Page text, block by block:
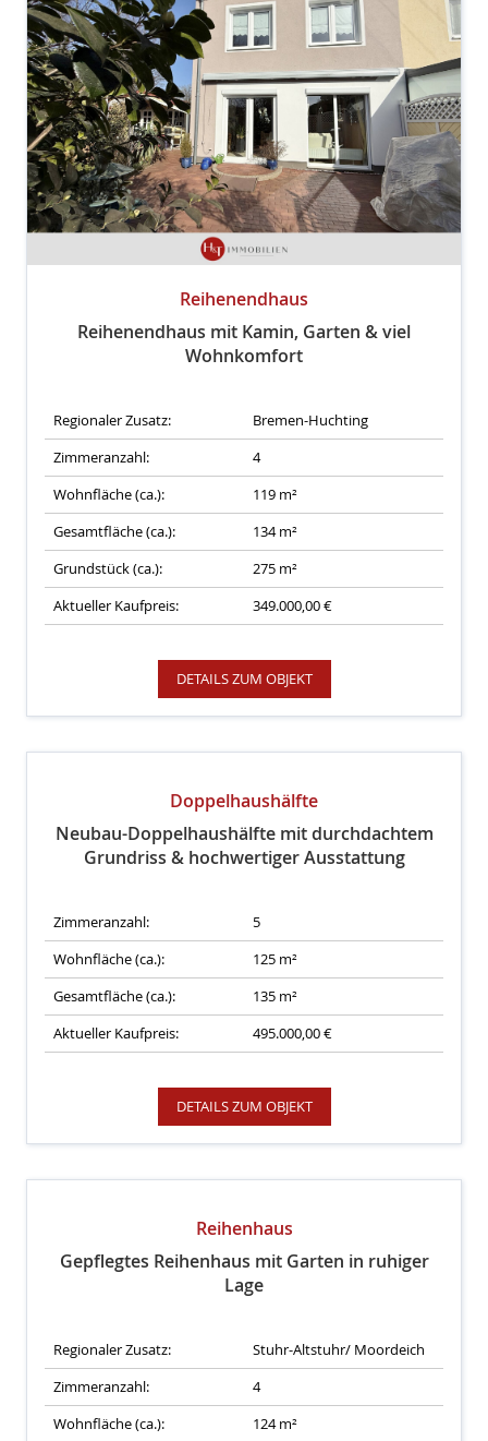
Reihenendhaus
Reihenendhaus mit Kamin, Garten & viel
Wohnkomfort
Regionaler Zusatz:
Bremen-Huchting
Zimmeranzahl:
4
Wohnfläche (ca.):
119 m²
Gesamtfläche (ca.):
134 m²
Grundstück (ca.):
275 m²
Aktueller Kaufpreis:
349.000,00 €
DETAILS ZUM OBJEKT
Doppelhaushälfte
Neubau-Doppelhaushälfte mit durchdachtem
Grundriss & hochwertiger Ausstattung
Zimmeranzahl:
5
Wohnfläche (ca.):
125 m²
Gesamtfläche (ca.):
135 m²
Aktueller Kaufpreis:
495.000,00 €
DETAILS ZUM OBJEKT
Reihenhaus
Gepflegtes Reihenhaus mit Garten in ruhiger
Lage
Regionaler Zusatz:
Stuhr-Altstuhr/ Moordeich
Zimmeranzahl:
4
Wohnfläche (ca.):
124 m²